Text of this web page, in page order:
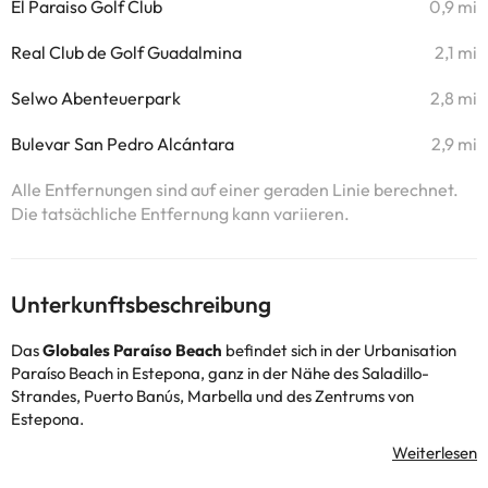
El Paraiso Golf Club 0,9 mi
Real Club de Golf Guadalmina 2,1 mi
Selwo Abenteuerpark 2,8 mi
Bulevar San Pedro Alcántara 2,9 mi
Alle Entfernungen sind auf einer geraden Linie berechnet.
Die tatsächliche Entfernung kann variieren.
Unterkunftsbeschreibung
DasGlobales Paraíso Beach befindet sich in der Urbanisation
Paraíso Beach in Estepona, ganz in der Nähe des Saladillo-
Strandes, Puerto Banús, Marbella und des Zentrums von
Estepona.
Seine Lage ist perfekt für diejenigen, die einen ruhigen Urlaub an
der Costa del Sol suchen, aber mit dem Vorteil, nur wenige